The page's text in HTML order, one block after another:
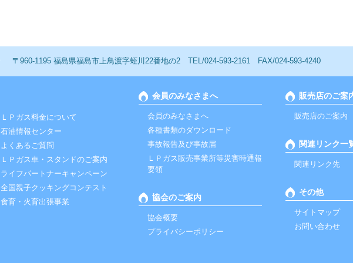
一般社団法人 福島ＬＰガス協会
〒960-1195 福島県福島市上鳥渡字蛭川22番地の2 TEL/024-593-2161 FAX/024-593-4240
ＬＰガス料金について
石油情報センター
よくあるご質問
ＬＰガス車・スタンドのご案内
ライフパートナーキャンペーン
全国親子クッキングコンテスト
食育・火育出張事業
会員のみなさまへ
会員のみなさまへ
各種書類のダウンロード
事故報告及び事故届
ＬＰガス販売事業所等災害時通報
要領
協会のご案内
協会概要
プライバシーポリシー
販売店のご案
販売店のご案内
関連リンク一
関連リンク先
その他
サイトマップ
お問い合わせ